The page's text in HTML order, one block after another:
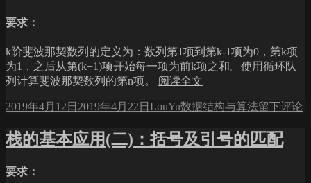
象
的
那
契
数
的
n
项
要求：
k阶斐波那契数列的定义为：数列第1项到第k-1项为0，第k项
为1，之后从第(k+1)项开始每一项为前k项之和。使用循环队
列计算斐波那契数列的第n项。 阅读全文
发
于
2019年4月12日 2019年4月22日 作
LouYu分
数据结构与算法于
列
的
留下评论
栈的基本应用(二)：括号及引号的匹配
要求：